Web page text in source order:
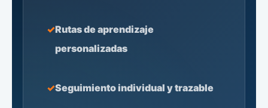
Rutas de aprendizaje
personalizadas
Seguimiento individual y trazable